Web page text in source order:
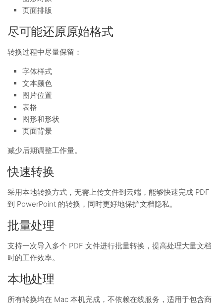
页面排版
尽可能还原原始格式
转换过程中尽量保留：
字体样式
文本颜色
图片位置
表格
图形和形状
页面背景
减少后期调整工作量。
快速转换
采用本地转换方式，无需上传文件到云端，能够快速完成 PDF
到 PowerPoint 的转换，同时更好地保护文档隐私。
批量处理
支持一次导入多个 PDF 文件进行批量转换，提高处理大量文档
时的工作效率。
本地处理
所有转换均在 Mac 本机完成，不依赖在线服务，适用于包含商